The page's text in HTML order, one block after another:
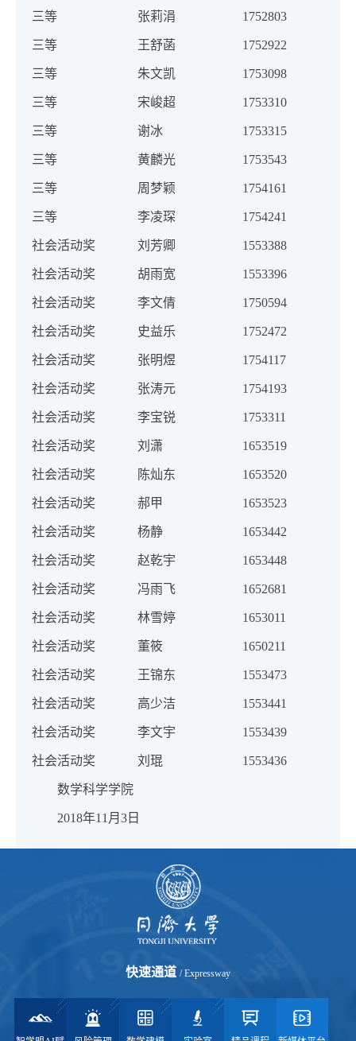
三等 张莉涓 1752803
三等 王舒菡 1752922
三等 朱文凯 1753098
三等 宋峻超 1753310
三等 谢冰 1753315
三等 黄麟光 1753543
三等 周梦颖 1754161
三等 李凌琛 1754241
社会活动奖 刘芳卿 1553388
社会活动奖 胡雨宽 1553396
社会活动奖 李文倩 1750594
社会活动奖 史益乐 1752472
社会活动奖 张明煜 1754117
社会活动奖 张涛元 1754193
社会活动奖 李宝锐 1753311
社会活动奖 刘潇 1653519
社会活动奖 陈灿东 1653520
社会活动奖 郝甲 1653523
社会活动奖 杨静 1653442
社会活动奖 赵乾宇 1653448
社会活动奖 冯雨飞 1652681
社会活动奖 林雪婷 1653011
社会活动奖 董筱 1650211
社会活动奖 王锦东 1553473
社会活动奖 高少洁 1553441
社会活动奖 李文宇 1553439
社会活动奖 刘琨 1553436
数学科学学院
2018年11月3日
快速通道 / Expressway